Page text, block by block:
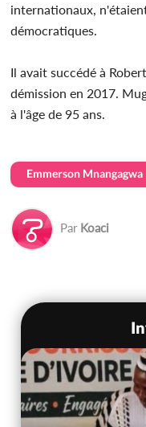
internationaux,
démocratiques.
Il avait succédé à
démission en 2017.
à l'âge de 95 ans.
Emmerson Mnangagwa
Par Koaci